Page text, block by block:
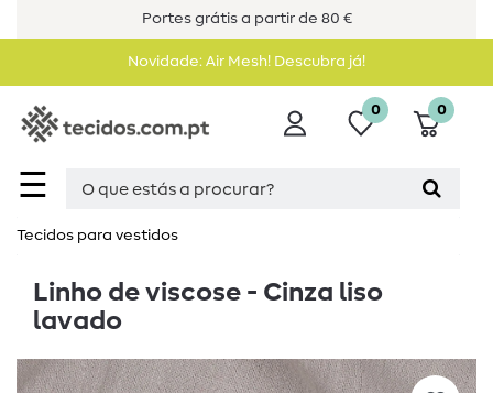
Portes grátis a partir de 80 €
Novidade: Air Mesh! Descubra já!
☰
0 0
Tecidos para vestidos
Linho de viscose - Cinza liso
lavado